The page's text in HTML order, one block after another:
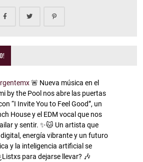
🚨 Nueva música en el
by the Pool nos abre las puertas
“I Invite You to Feel Good”, un
House y el EDM vocal que nos
y sentir. ✨🐱 Un artista que
energía vibrante y un futuro
y la inteligencia artificial se
para dejarse llevar? 🎶